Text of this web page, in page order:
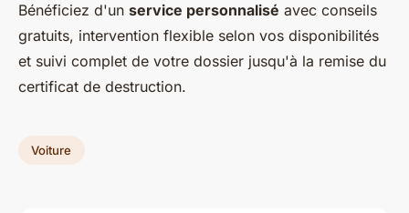
Bénéficiez d'un service personnalisé avec conseils
gratuits, intervention flexible selon vos disponibilités
et suivi complet de votre dossier jusqu'à la remise du
certificat de destruction.
Voiture